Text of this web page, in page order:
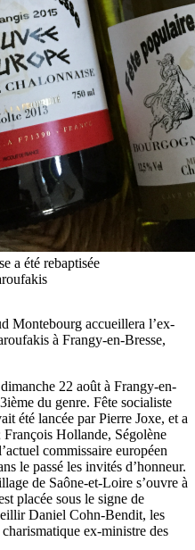
a été rebaptisée
Montebourg accueillera l’ex-
à Frangy-en-Bresse,
22 août à Frangy-en-
du genre. Fête socialiste
été lancée par Pierre Joxe, et a
Hollande, Ségolène
commissaire européen
le passé les invités d’honneur.
de Saône-et-Loire s’ouvre à
placée sous le signe de
Daniel Cohn-Bendit, les
ex-ministre des